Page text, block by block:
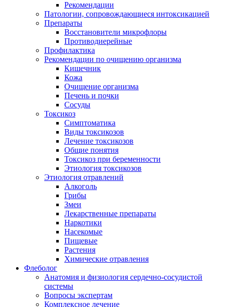
Рекомендации
Патологии, сопровождающиеся интоксикацией
Препараты
Восстановители микрофлоры
Противодиерейные
Профилактика
Рекомендации по очищению организма
Кишечник
Кожа
Очищение организма
Печень и почки
Сосуды
Токсикоз
Cимптоматика
Виды токсикозов
Лечение токсикозов
Общие понятия
Токсикоз при беременности
Этиология токсикозов
Этиология отравлений
Алкоголь
Грибы
Змеи
Лекарственные препараты
Наркотики
Насекомые
Пищевые
Растения
Химические отравления
Флеболог
Анатомия и физиология сердечно-сосудистой
системы
Вопросы экспертам
Комплексное лечение